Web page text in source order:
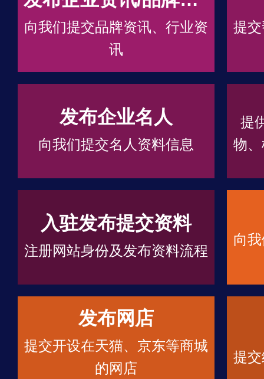
向我们提交品牌资讯、行业资
讯
提
发布企业名人
向我们提交名人资料信息
提
物
入驻发布提交资料
注册网站身份及发布资料流程
向
发布网店
提交开设在天猫、京东等商城
的网店
提